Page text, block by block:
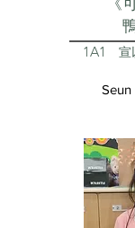
1A1 宣
Seun